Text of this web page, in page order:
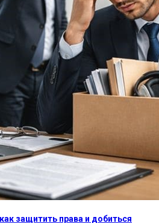
защитить права и добиться